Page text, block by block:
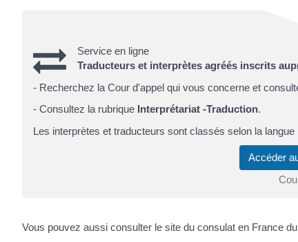
Service en ligne
Traducteurs et interprètes agréés inscrits
- Recherchez la Cour d'appel qui vous concerne et
- Consultez la rubrique Interprétariat -Traduction.
Les interprètes et traducteurs sont classés selon la langue
Accéder
Vous pouvez aussi consulter le site du consulat en France